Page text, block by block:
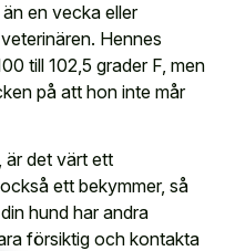
en vecka eller
Hennes
till 102,5 grader F, men
på att hon inte mår
är det värt ett
ett bekymmer, så
hund har andra
försiktig och kontakta